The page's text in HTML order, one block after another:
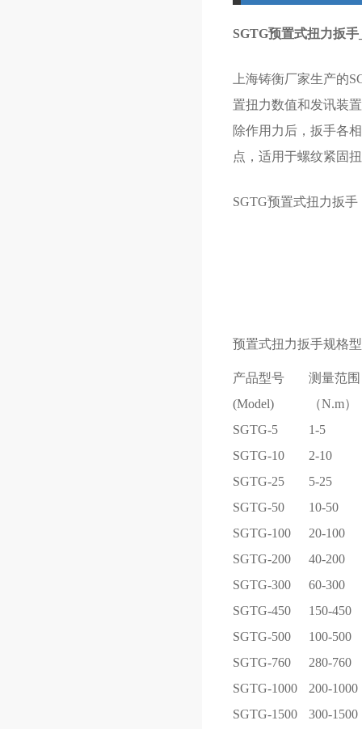
SGTG预置式扭力扳
上海铸衡厂家生产的
置扭力数值和发讯装
除作用力后，扳手各
点，适用于螺纹紧固
SGTG预置式扭力扳
预置式扭力扳手规格
产品型号
(Model)
测量范围
（N.m）
SGTG-5
1-5
SGTG-10
2-10
SGTG-25
5-25
SGTG-50
10-50
SGTG-100
20-100
SGTG-200
40-200
SGTG-300
60-300
SGTG-450
150-450
SGTG-500
100-500
SGTG-760
280-760
SGTG-1000
200-1000
SGTG-1500
300-1500